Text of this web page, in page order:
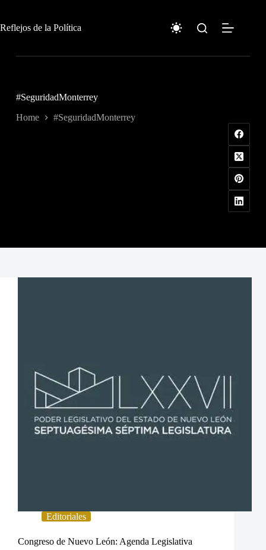
content
Reflejos de la Política
#SeguridadMonterrey
Home #SeguridadMonterrey
Editoriales
Congreso de Nuevo León: Agenda Legislativa